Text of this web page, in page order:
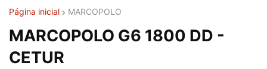
Página inicial MARCOPOLO
MARCOPOLO G6 1800 DD -
CETUR